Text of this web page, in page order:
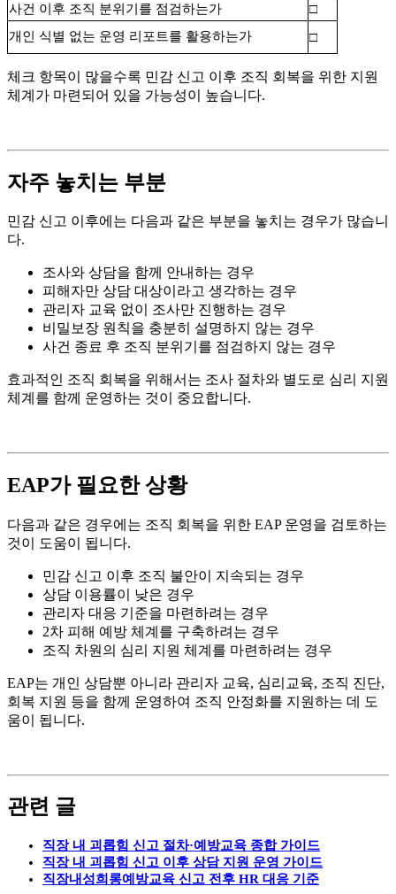
사건 이후 조직 분위기를 점검하는가
□
개인 식별 없는 운영 리포트를 활용하는가
□
체크 항목이 많을수록 민감 신고 이후 조직 회복을 위한 지원
체계가 마련되어 있을 가능성이 높습니다.
자주 놓치는 부분
민감 신고 이후에는 다음과 같은 부분을 놓치는 경우가 많습니
다.
조사와 상담을 함께 안내하는 경우
피해자만 상담 대상이라고 생각하는 경우
관리자 교육 없이 조사만 진행하는 경우
비밀보장 원칙을 충분히 설명하지 않는 경우
사건 종료 후 조직 분위기를 점검하지 않는 경우
효과적인 조직 회복을 위해서는 조사 절차와 별도로 심리 지원
체계를 함께 운영하는 것이 중요합니다.
EAP가 필요한 상황
다음과 같은 경우에는 조직 회복을 위한 EAP 운영을 검토하는
것이 도움이 됩니다.
민감 신고 이후 조직 불안이 지속되는 경우
상담 이용률이 낮은 경우
관리자 대응 기준을 마련하려는 경우
2차 피해 예방 체계를 구축하려는 경우
조직 차원의 심리 지원 체계를 마련하려는 경우
EAP는 개인 상담뿐 아니라 관리자 교육, 심리교육, 조직 진단,
회복 지원 등을 함께 운영하여 조직 안정화를 지원하는 데 도
움이 됩니다.
관련 글
직장 내 괴롭힘 신고 절차·예방교육 종합 가이드
직장 내 괴롭힘 신고 이후 상담 지원 운영 가이드
직장내성희롱예방교육 신고 전후 HR 대응 기준